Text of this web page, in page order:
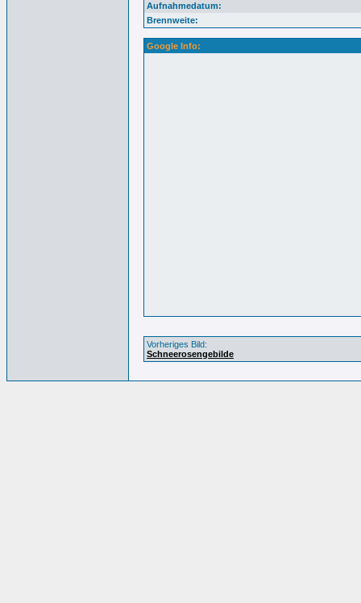
Aufnahmedatum:
Brennweite:
Google Info:
Vorheriges Bild:
Schneerosengebilde